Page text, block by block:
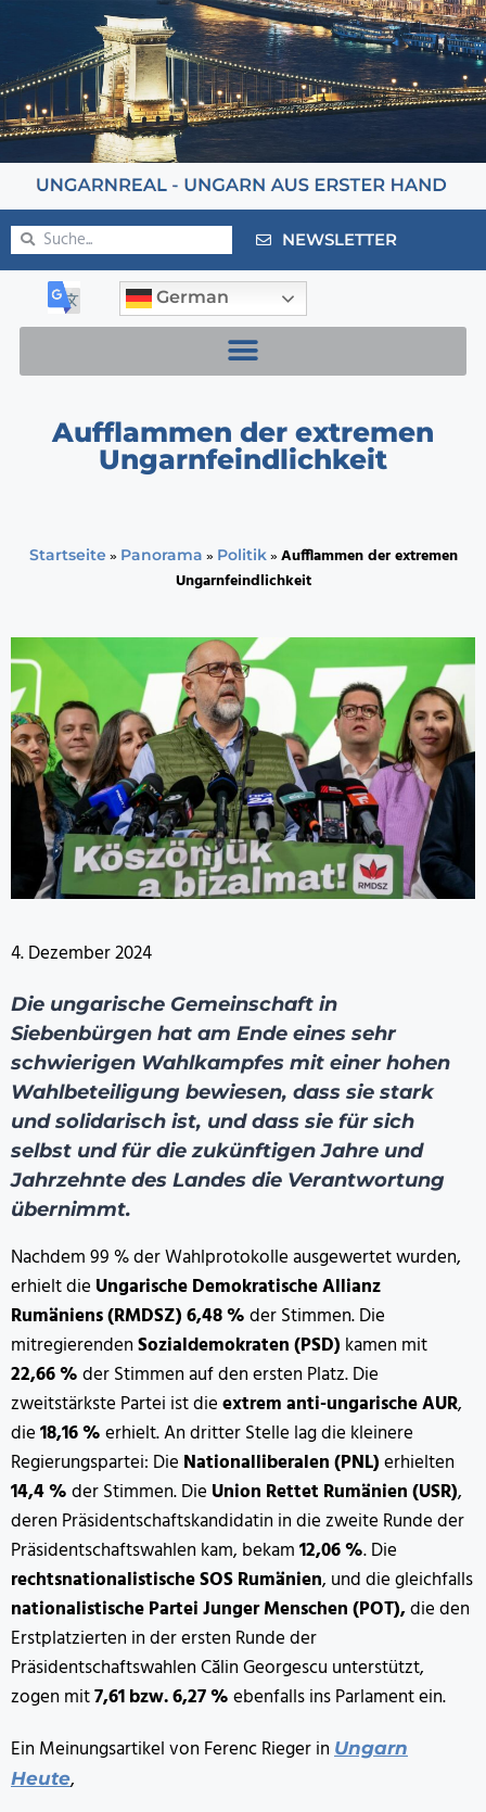
NEWSLETTER
German
Aufflammen der extremen
Ungarnfeindlichkeit
Startseite » Panorama » Politik»Aufflammen der extremen
Ungarnfeindlichkeit
4. Dezember 2024
Die ungarische Gemeinschaft in
Siebenbürgen hat am Ende eines sehr
schwierigen Wahlkampfes mit einer hohen
Wahlbeteiligung bewiesen, dass sie stark
und solidarisch ist, und dass sie für sich
selbst und für die zukünftigen Jahre und
Jahrzehnte des Landes die Verantwortung
übernimmt.
Nachdem 99 % der Wahlprotokolle ausgewertet wurden,
erhielt die Ungarische Demokratische Allianz
Rumäniens (RMDSZ) 6,48 %der Stimmen. Die
mitregierendenSozialdemokraten (PSD) kamen mit
22,66 %der Stimmen auf den ersten Platz. Die
zweitstärkste Partei ist dieextrem anti-ungarische AUR,
die18,16 %erhielt. An dritter Stelle lag die kleinere
Regierungspartei: Die Nationalliberalen (PNL)erhielten
14,4 %der Stimmen. Die Union Rettet Rumänien (USR),
deren Präsidentschaftskandidatin in die zweite Runde der
Präsidentschaftswahlen kam, bekam12,06 %. Die
rechtsnationalistische SOS Rumänien, und die gleichfalls
nationalistische Partei Junger Menschen (POT),die den
Erstplatzierten in der ersten Runde der
Präsidentschaftswahlen Călin Georgescu unterstützt,
zogen mit7,61 bzw. 6,27 %ebenfalls ins Parlament ein.
Ein Meinungsartikel von Ferenc Rieger in Ungarn
Heute,